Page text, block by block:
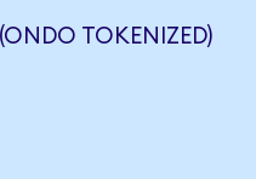
TOKENIZED)